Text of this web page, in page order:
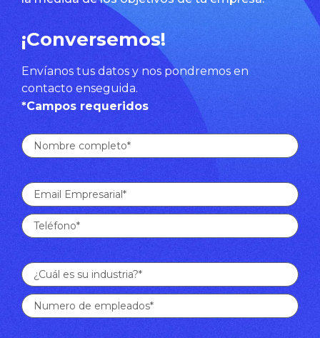
¡Conversemos!
Envíanos tus datos y nos pondremos en
contacto enseguida.
*Campos requeridos